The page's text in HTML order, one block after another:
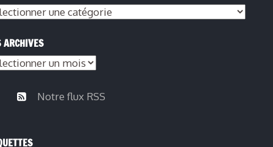
ARCHIVES
Notre flux RSS